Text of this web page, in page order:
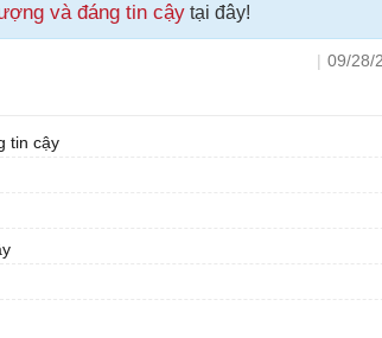
và đáng tin cậytại đây!
| 09/28/
tin cậy